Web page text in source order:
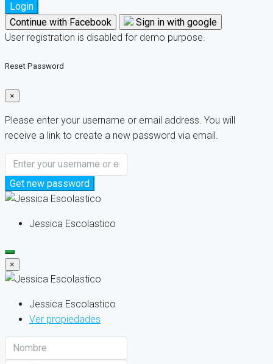
Login
Continue with Facebook
Sign in with google
User registration is disabled for demo purpose.
Reset Password
×
Please enter your username or email address. You will
receive a link to create a new password via email.
Get new password
Jessica Escolastico
×
Jessica Escolastico
Ver propiedades